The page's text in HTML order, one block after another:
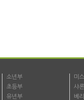
소년부
초등부
유년부
미
샤
베